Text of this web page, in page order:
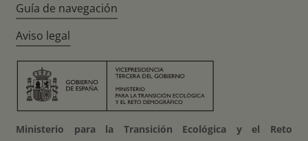
Guía de navegación
Aviso legal
Ministerio para la Transición Ecológica y el Reto